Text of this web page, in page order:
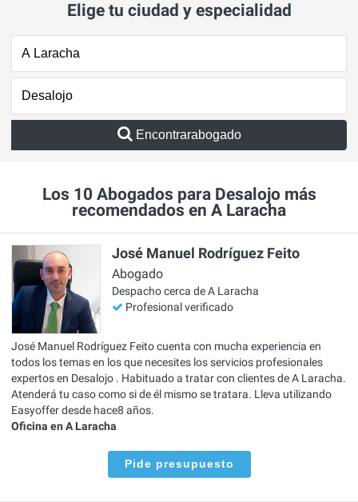
Elige tu ciudad y especialidad
Encontrarabogado
Los 10 Abogados para Desalojo más
recomendados en A Laracha
José Manuel Rodríguez Feito
Abogado
Despacho cerca de A Laracha
Profesional verificado
José Manuel Rodríguez Feito cuenta con mucha experiencia en
todos los temas en los que necesites los servicios profesionales
expertos en Desalojo . Habituado a tratar con clientes de A Laracha.
Atenderá tu caso como si de él mismo se tratara. Lleva utilizando
Easyoffer desde hace8 años.
Oficina en A Laracha
Pide presupuesto